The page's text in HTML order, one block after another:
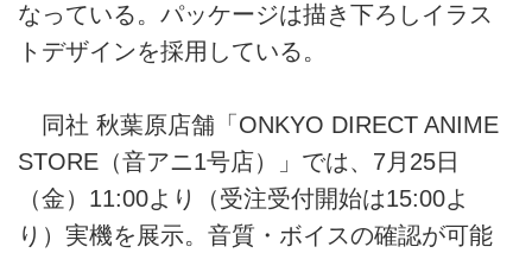
なっている。パッケージは描き下ろしイラス
トデザインを採用している。
同社 秋葉原店舗「ONKYO DIRECT ANIME
STORE（音アニ1号店）」では、7月25日
（金）11:00より（受注受付開始は15:00よ
り）実機を展示。音質・ボイスの確認が可能